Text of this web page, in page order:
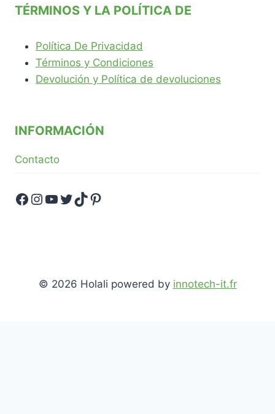
TÉRMINOS Y LA POLÍTICA DE
Política De Privacidad
Términos y Condiciones
Devolución y Política de devoluciones
INFORMACIÓN
Contacto
Facebook
Instagram
YouTube
Twitter
TikTok
Pinterest
© 2026 Holali powered by innotech-it.fr